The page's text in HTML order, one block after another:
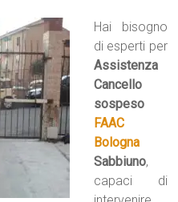
Hai bisogno
di esperti per
Assistenza
Cancello
sospeso
FAAC
Bologna
Sabbiuno,
capaci di